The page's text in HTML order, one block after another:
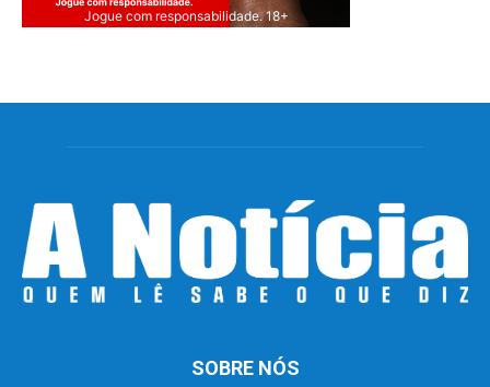
Jogue com responsabilidade. 18+
SOBRE NÓS